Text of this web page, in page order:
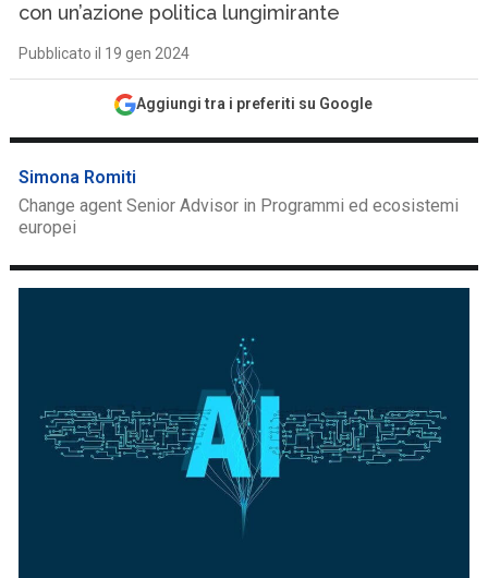
con un’azione politica lungimirante
Pubblicato il 19 gen 2024
Aggiungi tra i preferiti su Google
Simona Romiti
Change agent Senior Advisor in Programmi ed ecosistemi
europei